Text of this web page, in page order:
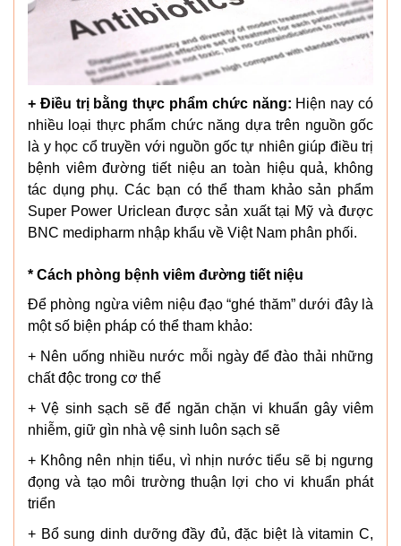
+ Điều trị bằng thực phẩm chức năng: Hiện nay có
nhiều loại thực phẩm chức năng dựa trên nguồn gốc
là y học cổ truyền với nguồn gốc tự nhiên giúp điều trị
bệnh viêm đường tiết niệu an toàn hiệu quả, không
tác dụng phụ. Các bạn có thể tham khảo sản phẩm
Super Power Uriclean được sản xuất tại Mỹ và được
BNC medipharm nhập khẩu về Việt Nam phân phối.
* Cách phòng bệnh viêm đường tiết niệu
Để phòng ngừa viêm niệu đạo “ghé thăm” dưới đây là
một số biện pháp có thể tham khảo:
+ Nên uống nhiều nước mỗi ngày để đào thải những
chất độc trong cơ thể
+ Vệ sinh sạch sẽ để ngăn chặn vi khuẩn gây viêm
nhiễm, giữ gìn nhà vệ sinh luôn sạch sẽ
+ Không nên nhịn tiểu, vì nhịn nước tiểu sẽ bị ngưng
đọng và tạo môi trường thuận lợi cho vi khuẩn phát
triển
+ Bổ sung dinh dưỡng đầy đủ, đặc biệt là vitamin C,